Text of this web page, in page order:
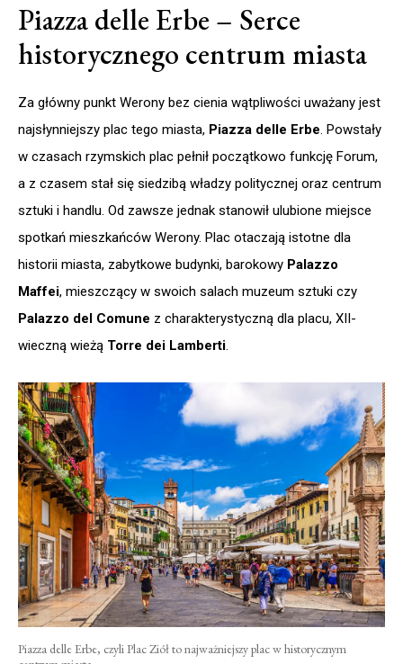
Piazza delle Erbe – Serce
historycznego centrum miasta
Za główny punkt Werony bez cienia wątpliwości uważany jest
najsłynniejszy plac tego miasta, Piazza delle Erbe. Powstały
w czasach rzymskich plac pełnił początkowo funkcję Forum,
a z czasem stał się siedzibą władzy politycznej oraz centrum
sztuki i handlu. Od zawsze jednak stanowił ulubione miejsce
spotkań mieszkańców Werony. Plac otaczają istotne dla
historii miasta, zabytkowe budynki, barokowy Palazzo
Maffei, mieszczący w swoich salach muzeum sztuki czy
Palazzo del Comune z charakterystyczną dla placu, XII-
wieczną wieżą Torre dei Lamberti.
Piazza delle Erbe, czyli Plac Ziół to najważniejszy plac w historycznym